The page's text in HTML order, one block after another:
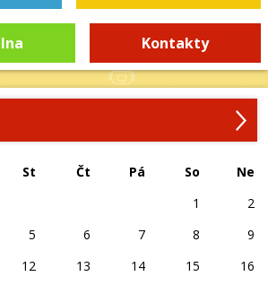
Kontakty
St Čt Pá So
Ne
1
2
5 6 7 8
9
12 13 14 15
16